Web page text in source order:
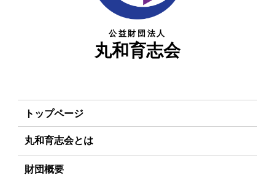
公益財団法人
丸和育志会
トップページ
丸和育志会とは
理事長あいさつ
財団概要